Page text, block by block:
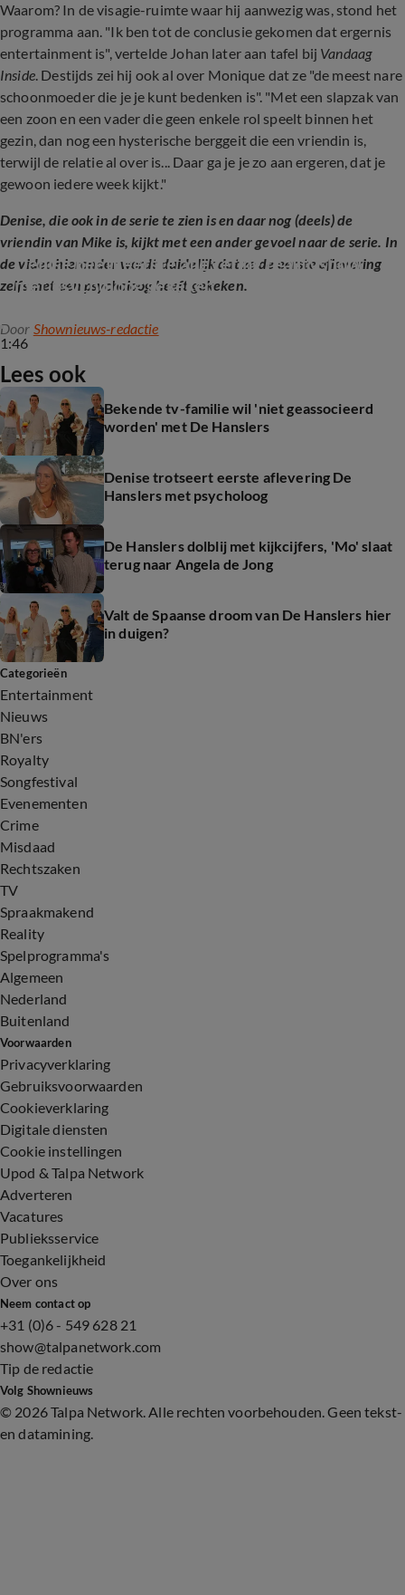
Waarom? In de visagie-ruimte waar hij aanwezig was, stond het
programma aan. "Ik ben tot de conclusie gekomen dat ergernis
entertainment is", vertelde Johan later aan tafel bij Vandaag
Inside. Destijds zei hij ook al over Monique dat ze "de meest nare
schoonmoeder die je je kunt bedenken is". "Met een slapzak van
een zoon en een vader die geen enkele rol speelt binnen het
gezin, dan nog een hysterische berggeit die een vriendin is,
terwijl de relatie al over is... Daar ga je je zo aan ergeren, dat je
gewoon iedere week kijkt."
Denise, die ook in de serie te zien is en daar nog (deels) de
vriendin van Mike is, kijkt met een ander gevoel naar de serie. In
de video hieronder wordt duidelijk dat ze de eerste aflevering
zelfs met een psycholoog heeft gekeken.
1:46
Denise heeft eerste aflevering realityshow
met psycholoog gekeken
Door Shownieuws-redactie
Lees ook
Bekende tv-familie wil 'niet geassocieerd
worden' met De Hanslers
Denise trotseert eerste aflevering De
Hanslers met psycholoog
De Hanslers dolblij met kijkcijfers, 'Mo' slaat
terug naar Angela de Jong
Valt de Spaanse droom van De Hanslers hier
in duigen?
Categorieën
Entertainment
Nieuws
BN'ers
Royalty
Songfestival
Evenementen
Crime
Misdaad
Rechtszaken
TV
Spraakmakend
Reality
Spelprogramma's
Algemeen
Nederland
Buitenland
Voorwaarden
Privacyverklaring
Gebruiksvoorwaarden
Cookieverklaring
Digitale diensten
Cookie instellingen
Upod & Talpa Network
Adverteren
Vacatures
Publieksservice
Toegankelijkheid
Over ons
Neem contact op
+31 (0)6 - 549 628 21
show@talpanetwork.com
Tip de redactie
Volg Shownieuws
© 2026 Talpa Network. Alle rechten voorbehouden. Geen tekst-
en datamining.